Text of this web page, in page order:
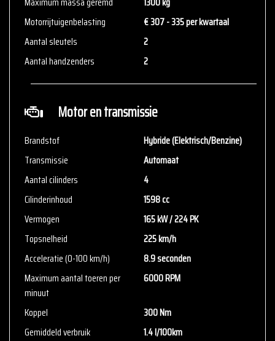
zouden kunnen beïnvloeden. Neem contact op met de verkoper
voor aanvullende vragen.
Motorrijtuigenbelasting
€ 307 - 335 per kwartaal
Aantal sleutels
2
Aantal handzenders
2
Motor en transmissie
Brandstof
Hybride (Elektrisch/Benzine)
Transmissie
Automaat
Aantal cilinders
4
Cilinderinhoud
1598 cc
Vermogen
165 kW / 224 PK
Topsnelheid
225 km/h
Acceleratie (0-100 km/h)
8.9 seconden
Maximum aantal toeren per
minuut
6000 RPM
Koppel
300 Nm
Gemiddeld verbruik
1.4 l/100km